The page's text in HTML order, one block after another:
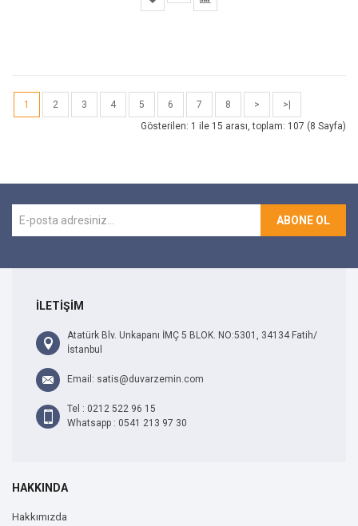
1 2 3 4 5 6 7 8 >
>|
Gösterilen: 1 ile 15 arası, toplam: 107 (8 Sayfa)
ABONE OL
İLETİŞİM
Atatürk Blv. Unkapanı İMÇ 5 BLOK. NO:5301, 34134 Fatih/
İstanbul
Email: satis@duvarzemin.com
Tel : 0212 522 96 15
Whatsapp : 0541 213 97 30
HAKKINDA
Hakkımızda